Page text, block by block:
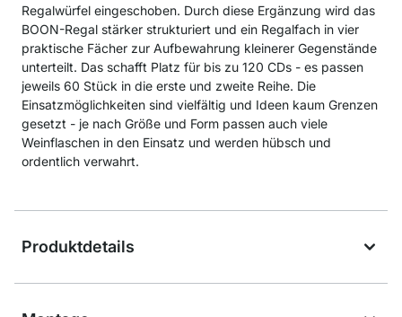
Regalwürfel eingeschoben. Durch diese Ergänzung wird das
BOON-Regal stärker strukturiert und ein Regalfach in vier
praktische Fächer zur Aufbewahrung kleinerer Gegenstände
unterteilt. Das schafft Platz für bis zu 120 CDs - es passen
jeweils 60 Stück in die erste und zweite Reihe. Die
Einsatzmöglichkeiten sind vielfältig und Ideen kaum Grenzen
gesetzt - je nach Größe und Form passen auch viele
Weinflaschen in den Einsatz und werden hübsch und
ordentlich verwahrt.
Produktdetails